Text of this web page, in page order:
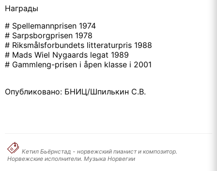
Награды
# Spellemannprisen 1974
# Sarpsborgprisen 1978
# Riksmålsforbundets litteraturpris 1988
# Mads Wiel Nygaards legat 1989
# Gammleng-prisen i åpen klasse i 2001
Опубликовано: БНИЦ/Шпилькин С.В.
Кетил Бьёрнстад - норвежский пианист и композитор.
Норвежские исполнители. Mузыка Норвегии